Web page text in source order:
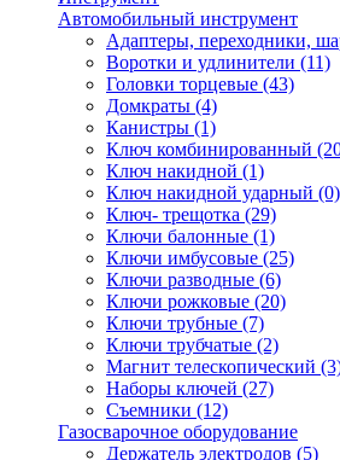
Автомобильный инструмент
Адаптеры, переходники,
Воротки и удлинители (11)
Головки торцевые (43)
Домкраты (4)
Канистры (1)
Ключ комбинированный
Ключ накидной (1)
Ключ накидной ударный (0)
Ключ- трещотка (29)
Ключи балонные (1)
Ключи имбусовые (25)
Ключи разводные (6)
Ключи рожковые (20)
Ключи трубные (7)
Ключи трубчатые (2)
Магнит телескопический
Наборы ключей (27)
Съемники (12)
Газосварочное оборудование
Держатель электродов (5)